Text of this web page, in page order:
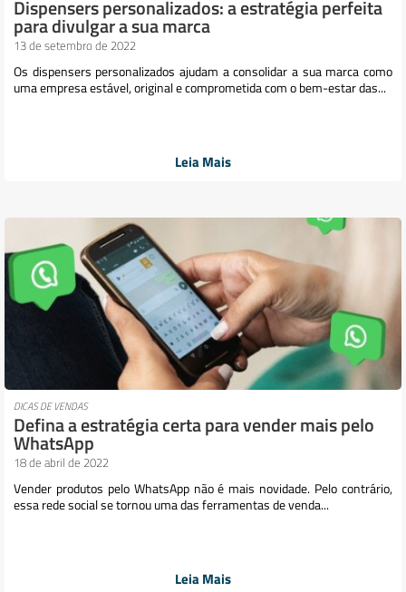
Dispensers personalizados: a estratégia perfeita
para divulgar a sua marca
13 de setembro de 2022
Os dispensers personalizados ajudam a consolidar a sua marca como
uma empresa estável, original e comprometida com o bem-estar das...
Leia Mais
DICAS DE VENDAS
Defina a estratégia certa para vender mais pelo
WhatsApp
18 de abril de 2022
Vender produtos pelo WhatsApp não é mais novidade. Pelo contrário,
essa rede social se tornou uma das ferramentas de venda...
Leia Mais